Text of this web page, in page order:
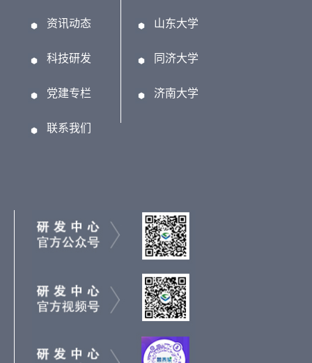
资讯动态
科技研发
党建专栏
联系我们
山东大学
同济大学
济南大学